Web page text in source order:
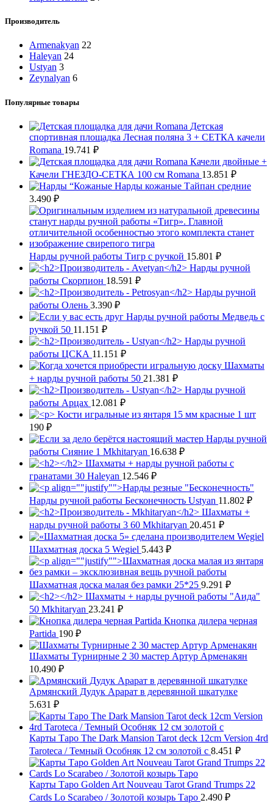
Производитель
Armenakyan 22
Haleyan 24
Ustyan 3
Zeynalyan 6
Популярные товары
Детская
спортивная площадка Лесная поляна 3 + СЕТКА качели
Romana 19.741 ₽
Качели двойные +
Качели ГНЕЗДО-СЕТКА 100 см Romana 13.851 ₽
Нарды кожаные Тайпан средние
3.490 ₽
Нарды ручной работы Тигр с ручкой 15.801 ₽
Нарды ручной
работы Скорпион 18.591 ₽
Нарды ручной
работы Олень 3.390 ₽
Нарды ручной работы Медведь с
ручкой 50 11.151 ₽
Нарды ручной
работы ЦСКА 11.151 ₽
Шахматы
+ нарды ручной работы 50 21.381 ₽
Нарды ручной
работы Арцах 12.081 ₽
Кости игральные из янтаря 15 мм красные 1 шт
190 ₽
Нарды ручной
работы Сияние 1 Mkhitaryan 16.638 ₽
Шахматы + нарды ручной работы с
гранатами 30 Haleyan 12.546 ₽
Нарды ручной работы Бесконечность Ustyan 11.802 ₽
Шахматы +
нарды ручной работы 3 60 Mkhitaryan 20.451 ₽
Шахматная доска 5 Wegiel 5.443 ₽
Шахматная доска малая без рамки 25*25 9.291 ₽
Шахматы + нарды ручной работы "Аида"
50 Mkhitaryan 23.241 ₽
Кнопка дилера черная
Partida 190 ₽
Шахматы Турнирные 2 30 мастер Артур Арменакян
10.490 ₽
Армянский Дудук Арарат в деревянной шкатулке
5.631 ₽
Карты Таро The Dark Mansion Tarot deck 12cm Version 4rd
Taroteca / Темный Особняк 12 см золотой с 8.451 ₽
Карты Таро Golden Art Nouveau Tarot Grand Trumps 22
Cards Lo Scarabeo / Золотой козырь Таро 2.490 ₽